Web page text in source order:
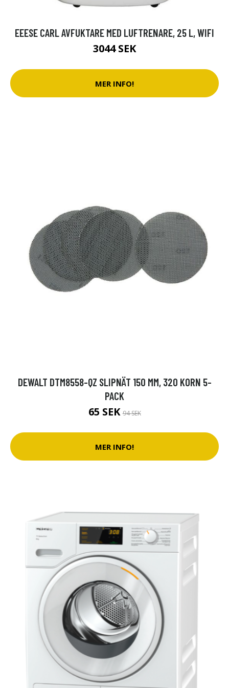
EEESE CARL AVFUKTARE MED LUFTRENARE, 25 L, WIFI
3044 SEK
MER INFO!
DEWALT DTM8558-QZ SLIPNÄT 150 MM, 320 KORN 5-
PACK
65 SEK94 SEK
MER INFO!